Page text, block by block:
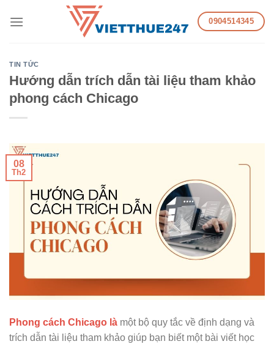
0904514345
TIN TỨC
Hướng dẫn trích dẫn tài liệu tham khảo
phong cách Chicago
08
Th2
Phong cách Chicago là một bộ quy tắc về định dạng và
trích dẫn tài liệu tham khảo giúp bạn biết một bài viết học